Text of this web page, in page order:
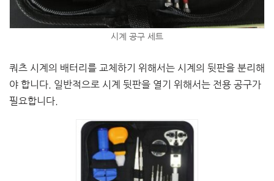
시계 공구 세트
쿼츠 시계의 배터리를 교체하기 위해서는 시계의 뒷판을 분리해
야 합니다. 일반적으로 시계 뒷판을 열기 위해서는 전용 공구가
필요합니다.